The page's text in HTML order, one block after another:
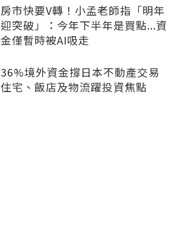
房市快要V轉！小孟老師指「明年
迎突破」：今年下半年是買點...資
金僅暫時被AI吸走
36%境外資金撐日本不動產交易
住宅、飯店及物流躍投資焦點